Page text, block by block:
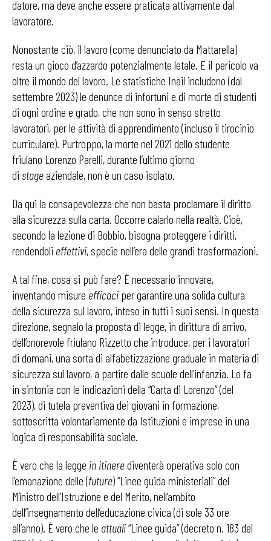
datore, ma deve anche essere praticata attivamente dal
lavoratore.
Nonostante ciò, il lavoro (come denunciato da Mattarella)
resta un gioco d’azzardo potenzialmente letale. E il pericolo va
oltre il mondo del lavoro. Le statistiche Inail includono (dal
settembre 2023) le denunce di infortuni e di morte di studenti
di ogni ordine e grado, che non sono in senso stretto
lavoratori, per le attività di apprendimento (incluso il tirocinio
curriculare). Purtroppo, la morte nel 2021 dello studente
friulano Lorenzo Parelli, durante l’ultimo giorno
di stage aziendale, non è un caso isolato.
Da qui la consapevolezza che non basta proclamare il diritto
alla sicurezza sulla carta. Occorre calarlo nella realtà. Cioè,
secondo la lezione di Bobbio, bisogna proteggere i diritti,
rendendoli effettivi, specie nell’era delle grandi trasformazioni.
A tal fine, cosa si può fare? È necessario innovare,
inventando misure efficaci per garantire una solida cultura
della sicurezza sul lavoro, inteso in tutti i suoi sensi. In questa
direzione, segnalo la proposta di legge, in dirittura di arrivo,
dell’onorevole friulano Rizzetto che introduce, per i lavoratori
di domani, una sorta di alfabetizzazione graduale in materia di
sicurezza sul lavoro, a partire dalle scuole dell’infanzia. Lo fa
in sintonia con le indicazioni della “Carta di Lorenzo” (del
2023), di tutela preventiva dei giovani in formazione,
sottoscritta volontariamente da Istituzioni e imprese in una
logica di responsabilità sociale.
È vero che la legge in itinerediventerà operativa solo con
l’emanazione delle (future) “Linee guida ministeriali” del
Ministro dell’Istruzione e del Merito, nell’ambito
dell’insegnamento dell’educazione civica (di sole 33 ore
all’anno). È vero che le attuali“Linee guida” (decreto n. 183 del